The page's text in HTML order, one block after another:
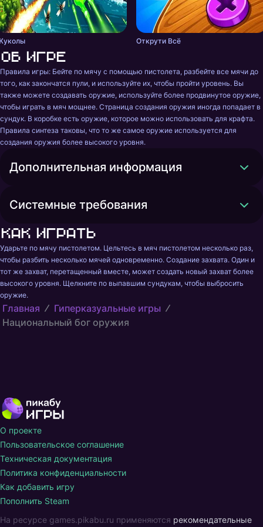
Открути Всё
Об игре
Правила игры: Бейте по мячу с помощью пистолета, разбейте все мячи до
того, как закончатся пули, и используйте их, чтобы пройти уровень. Вы
также можете создавать оружие, используйте более продвинутое оружие,
чтобы играть в мяч мощнее. Страница создания оружия иногда попадает в
сундук. В коробке есть оружие, которое можно использовать для крафта.
Правила синтеза таковы, что то же самое оружие используется для
создания оружия более высокого уровня.
Дополнительная информация
Системные требования
Как играть
Ударьте по мячу пистолетом. Цельтесь в мяч пистолетом несколько раз,
чтобы разбить несколько мячей одновременно. Создание захвата. Один и
тот же захват, перетащенный вместе, может создать новый захват более
высокого уровня. Щелкните по выпавшим сундукам, чтобы выбросить
оружие.
Главная
Гиперказуальные игры
Национальный бог оружия
О проекте
Пользовательское соглашение
Техническая документация
Политика конфиденциальности
Как добавить игру
Пополнить Steam
На ресурсе games.pikabu.ru применяются рекомендательные